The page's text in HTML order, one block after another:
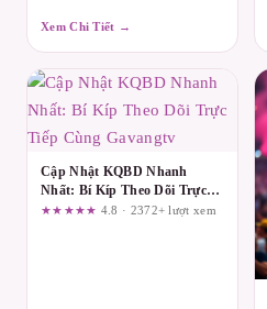
Xem Chi Tiết →
Cập Nhật KQBD Nhanh
Nhất: Bí Kíp Theo Dõi Trực
Tiếp Cùng Gavangtv
★★★★★ 4.8 · 2372+ lượt xem